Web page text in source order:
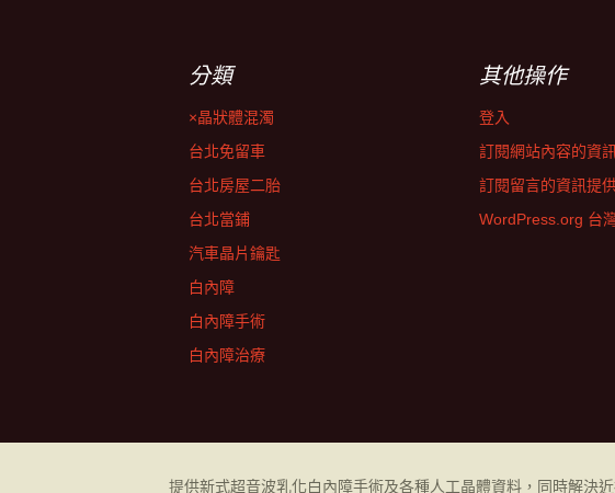
分類
×晶狀體混濁
台北免留車
台北房屋二胎
台北當鋪
汽車晶片鑰匙
白內障
白內障手術
白內障治療
其他操作
登入
訂閱網站內容的資
訂閱留言的資訊提
WordPress.org 台
提供新式超音波乳化白內障手術及各種人工晶體資料，同時解決